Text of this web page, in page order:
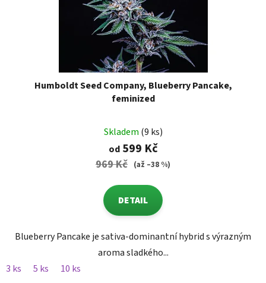
Humboldt Seed Company, Blueberry Pancake,
feminized
Skladem (9 ks)
od599 Kč
969 Kč (až –38 %)
DETAIL
Blueberry Pancake je sativa-dominantní hybrid s výrazným
aroma sladkého...
3 ks
5 ks 10 ks